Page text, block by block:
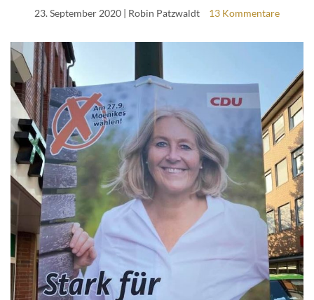
23. September 2020 | Robin Patzwaldt 13 Kommentare